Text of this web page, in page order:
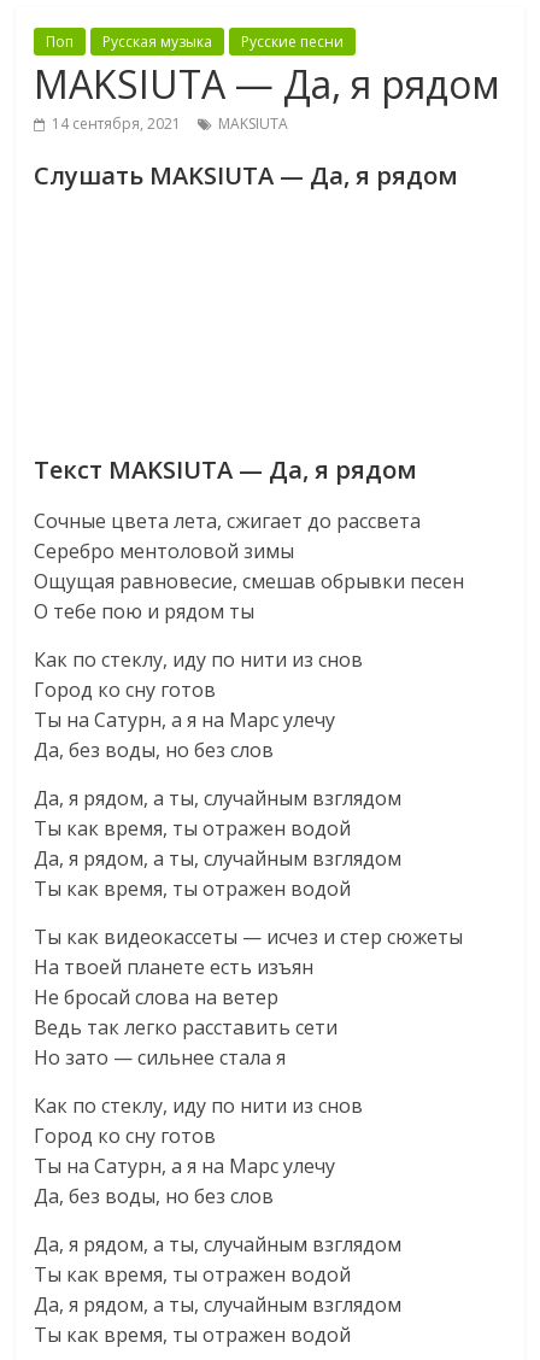
Поп Русская музыка Русские песни
MAKSIUTA — Да, я рядом
14 сентября, 2021 MAKSIUTA
Слушать MAKSIUTA — Да, я рядом
Текст MAKSIUTA — Да, я рядом
Сочные цвета лета, сжигает до рассвета
Серебро ментоловой зимы
Ощущая равновесие, смешав обрывки песен
О тебе пою и рядом ты
Как по стеклу, иду по нити из снов
Город ко сну готов
Ты на Сатурн, а я на Марс улечу
Да, без воды, но без слов
Да, я рядом, а ты, случайным взглядом
Ты как время, ты отражен водой
Да, я рядом, а ты, случайным взглядом
Ты как время, ты отражен водой
Ты как видеокассеты — исчез и стер сюжеты
На твоей планете есть изъян
Не бросай слова на ветер
Ведь так легко расставить сети
Но зато — сильнее стала я
Как по стеклу, иду по нити из снов
Город ко сну готов
Ты на Сатурн, а я на Марс улечу
Да, без воды, но без слов
Да, я рядом, а ты, случайным взглядом
Ты как время, ты отражен водой
Да, я рядом, а ты, случайным взглядом
Ты как время, ты отражен водой